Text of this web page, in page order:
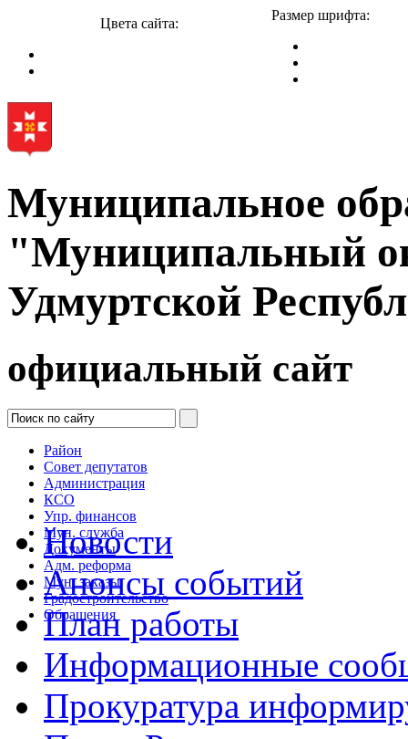
Цвета сайта:
Размер шрифта:
Муниципальное
"Муниципальный
Удмуртской
официальный сайт
Район
Совет депутатов
Администрация
КСО
Упр. финансов
Мун. служба
Документы
Адм. реформа
Мун. заказы
Градостроительство
Обращения
Новости
Анонсы событий
План работы
Информационные
Прокуратура